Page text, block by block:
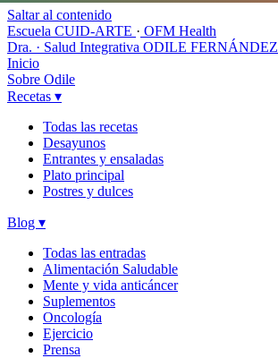
Saltar al contenido
Escuela CUID-ARTE · OFM Health
Dra. · Salud Integrativa ODILE FERNÁNDEZ
Inicio
Sobre Odile
Recetas ▾
Todas las recetas
Desayunos
Entrantes y ensaladas
Plato principal
Postres y dulces
Blog ▾
Todas las entradas
Alimentación Saludable
Mente y vida anticáncer
Suplementos
Oncología
Ejercicio
Prensa